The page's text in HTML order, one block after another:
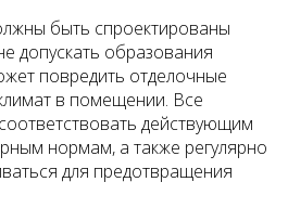
быть спроектированы
допускать образования
повредить отделочные
в помещении. Все
действующим
нормам, а также регулярно
для предотвращения